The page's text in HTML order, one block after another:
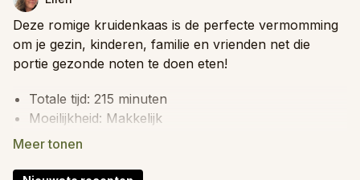
Deze romige kruidenkaas is de perfecte vermomming
om je gezin, kinderen, familie en vrienden net die
portie gezonde noten te doen eten!
Totale tijd: 215 minuten
Moeilijkheid: Makkelijk
Kidsproof: Ja
Food prep: Ja